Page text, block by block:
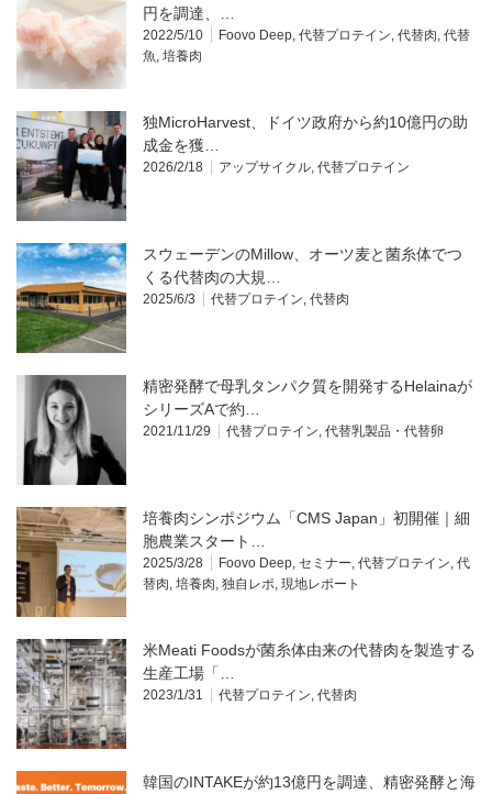
円を調達、…
2022/5/10 Foovo Deep 代替プロテイン 代替肉 代替
魚 培養肉
独MicroHarvest、ドイツ政府から約10億円の助
成金を獲…
2026/2/18 アップサイクル 代替プロテイン
スウェーデンのMillow、オーツ麦と菌糸体でつ
くる代替肉の大規…
2025/6/3 代替プロテイン 代替肉
精密発酵で母乳タンパク質を開発するHelainaが
シリーズAで約…
2021/11/29 代替プロテイン 代替乳製品・代替卵
培養肉シンポジウム「CMS Japan」初開催｜細
胞農業スタート…
2025/3/28 Foovo Deep セミナー 代替プロテイン 代
替肉 培養肉 独自レポ 現地レポート
米Meati Foodsが菌糸体由来の代替肉を製造する
生産工場「…
2023/1/31 代替プロテイン 代替肉
韓国のINTAKEが約13億円を調達、精密発酵と海